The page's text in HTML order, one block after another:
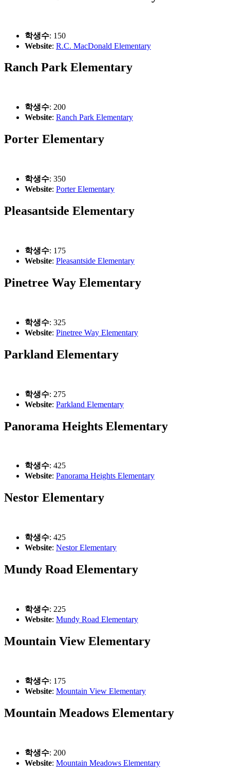
학생수: 150
Website: R.C. MacDonald Elementary
Ranch Park Elementary
학생수: 200
Website: Ranch Park Elementary
Porter Elementary
학생수: 350
Website: Porter Elementary
Pleasantside Elementary
학생수: 175
Website: Pleasantside Elementary
Pinetree Way Elementary
학생수: 325
Website: Pinetree Way Elementary
Parkland Elementary
학생수: 275
Website: Parkland Elementary
Panorama Heights Elementary
학생수: 425
Website: Panorama Heights Elementary
Nestor Elementary
학생수: 425
Website: Nestor Elementary
Mundy Road Elementary
학생수: 225
Website: Mundy Road Elementary
Mountain View Elementary
학생수: 175
Website: Mountain View Elementary
Mountain Meadows Elementary
학생수: 200
Website: Mountain Meadows Elementary